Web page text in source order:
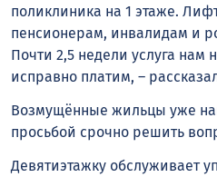
поликлиника на 1 этаже.
пенсионерам, инвалидам и
Почти 2,5 недели услуга нам
исправно платим, –
Возмущённые жильцы уже
просьбой срочно решить
Девятиэтажку обслуживает